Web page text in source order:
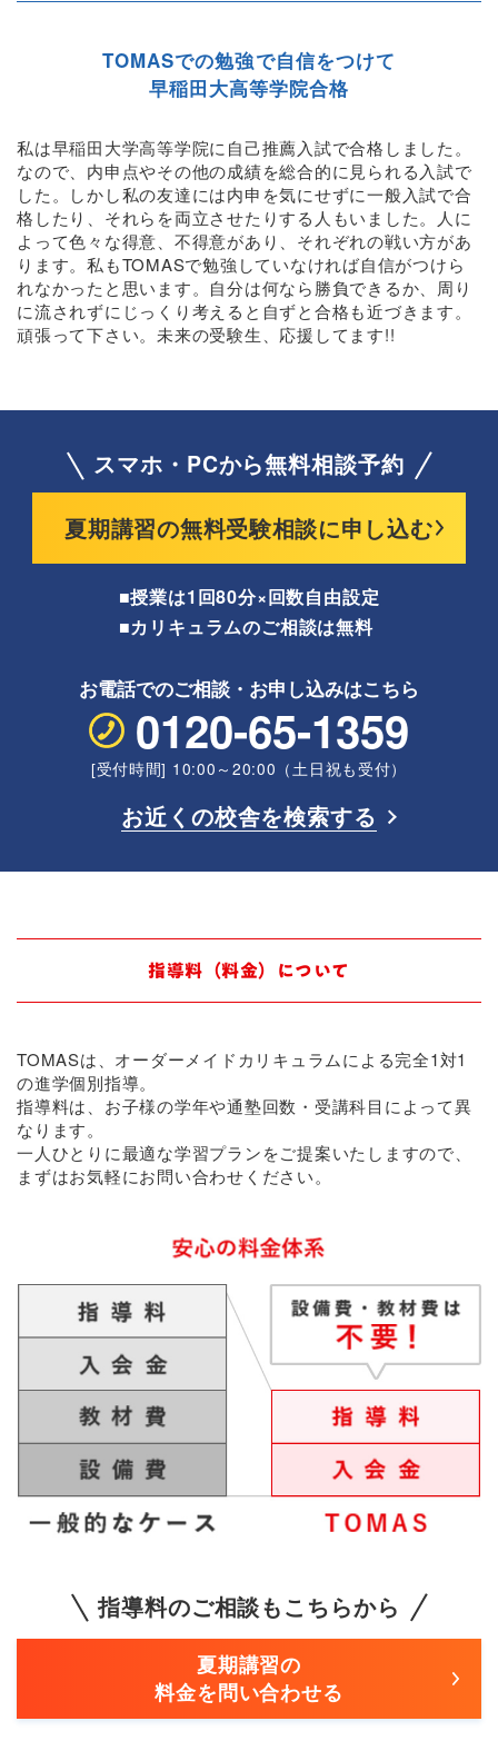
TOMASでの勉強で自信をつけて
早稲田大高等学院合格
私は早稲田大学高等学院に自己推薦入試で合格しました。
なので、内申点やその他の成績を総合的に見られる入試で
した。しかし私の友達には内申を気にせずに一般入試で合
格したり、それらを両立させたりする人もいました。人に
よって色々な得意、不得意があり、それぞれの戦い方があ
ります。私もTOMASで勉強していなければ自信がつけら
れなかったと思います。自分は何なら勝負できるか、周り
に流されずにじっくり考えると自ずと合格も近づきます。
頑張って下さい。未来の受験生、応援してます!!
スマホ・PCから無料相談予約
夏期講習の無料受験相談に申し込む
■授業は1回80分×回数自由設定
■カリキュラムのご相談は無料
お電話でのご相談・ お申し込みはこちら
0120-65-1359
[受付時間] 10:00～20:00（土日祝も受付）
お近くの校舎を検索する
指導料（料金）について
TOMASは、オーダーメイドカリキュラムによる完全1対1
の進学個別指導。
指導料は、お子様の学年や通塾回数・受講科目によって異
なります。
一人ひとりに最適な学習プランをご提案いたしますので、
まずはお気軽にお問い合わせください。
指導料のご相談もこちらから
夏期講習の
料金を問い合わせる